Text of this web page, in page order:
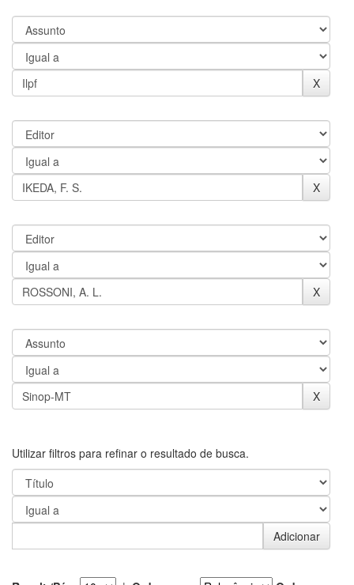
Utilizar filtros para refinar o resultado de busca.